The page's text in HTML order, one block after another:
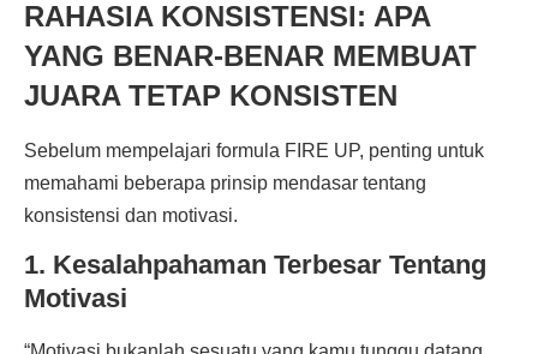
RAHASIA KONSISTENSI: APA
YANG BENAR-BENAR MEMBUAT
JUARA TETAP KONSISTEN
Sebelum mempelajari formula FIRE UP, penting untuk
memahami beberapa prinsip mendasar tentang
konsistensi dan motivasi.
1. Kesalahpahaman Terbesar Tentang
Motivasi